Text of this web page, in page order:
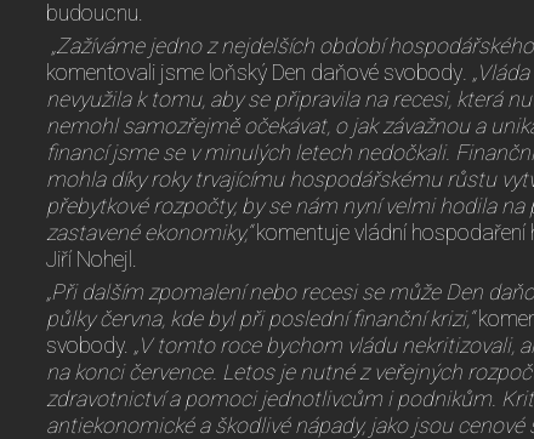
budoucnu.
„Zažíváme jedno z nejdelších období
komentovali jsme loňský Den daňové svobody.
nevyužila k tomu, aby se připravila na recesi, která
nemohl samozřejmě očekávat, o jak závažnou a
financí jsme se v minulých letech nedočkali.
mohla díky roky trvajícímu hospodářskému růstu
přebytkové rozpočty, by se nám nyní velmi hodila
zastavené ekonomiky,“komentuje vládní hospodaření
Jiří Nohejl.
„Při dalším zpomalení nebo recesi se může Den
půlky června, kde byl při poslední finanční krizi,“
svobody. „V tomto roce bychom vládu nekritizovali,
na konci července. Letos je nutné z veřejných
zdravotnictví a pomoci jednotlivcům i podnikům.
antiekonomické a škodlivé nápady, jako jsou